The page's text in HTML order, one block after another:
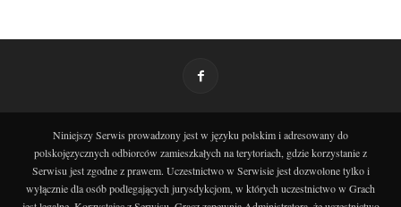
Niniejszy Serwis prowadzony jest w języku polskim i adresowany do
polskojęzycznych odbiorców zamieszkałych na terytoriach, gdzie korzystanie z
Serwisu jest zgodne z prawem. Uczestnictwo w Serwisie jest dozwolone tylko i
wyłącznie dla osób podlegających jurysdykcjom, w których uczestnictwo w Grach